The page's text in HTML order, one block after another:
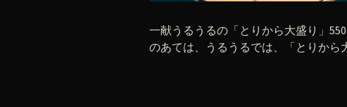
一献うるうるの「とりから大盛り」
のあては、うるうるでは、「とりから